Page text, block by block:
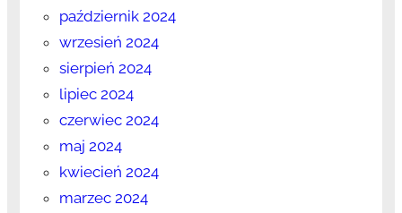
październik 2024
wrzesień 2024
sierpień 2024
lipiec 2024
czerwiec 2024
maj 2024
kwiecień 2024
marzec 2024